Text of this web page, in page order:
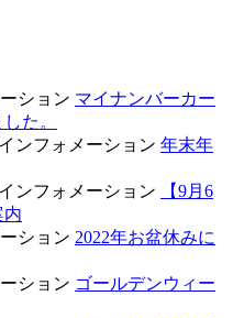
ション マイナンバーカー
た。
ンフォメーション 年末年
ンフォメーション
【9月6
内
ション 2022年お盆休みに
ション ゴールデンウィー